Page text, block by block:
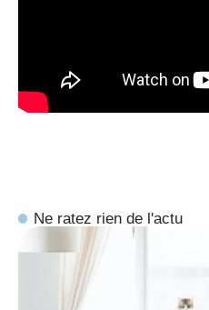
Ne ratez rien de l'actu